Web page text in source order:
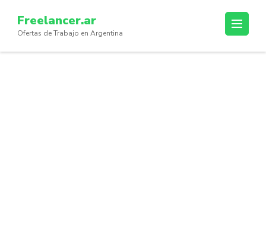
content
(Press
Freelancer.ar
Ofertas de Trabajo en Argentina